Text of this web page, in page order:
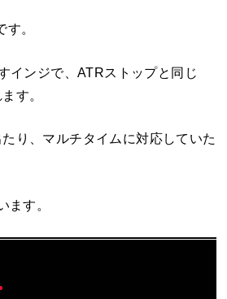
。
インジで、ATRストップと同じ
す。
り、マルチタイムに対応していた
ます。